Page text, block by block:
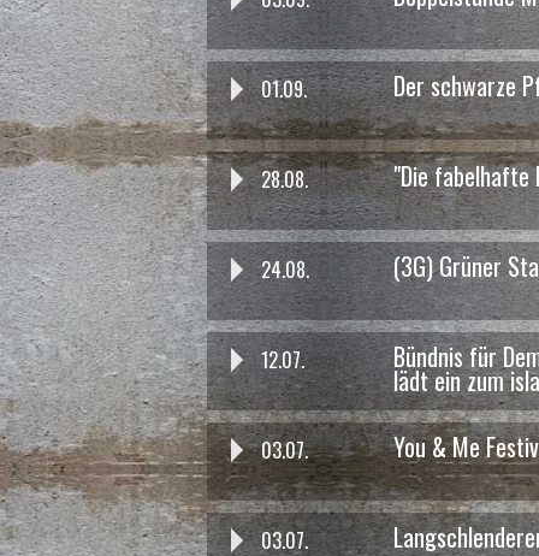
das war am 06.11. um 16:00 Uhr
Kindertheater: Max & Moritz
das war am 30.10. um 16:00 Uhr
„Die Kinder von der
Andreas Ulrich
01.09. Der schwarze
28.08. "Die fabelhafte
24.08. (3G) Grüner
12.07. Bündnis für
lädt ein zum
03.07. You & Me
03.07.